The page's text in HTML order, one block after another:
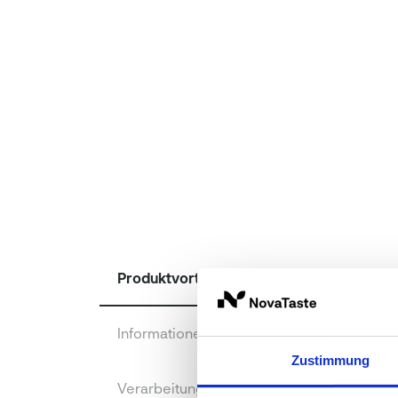
Zustimmung
Produktvorteile
Informationen zur Produktqualität
Verarbeitung